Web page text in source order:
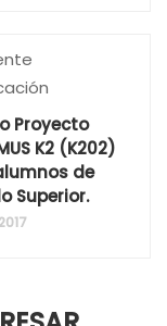
Proyecto
K2 (K202)
de
Superior.